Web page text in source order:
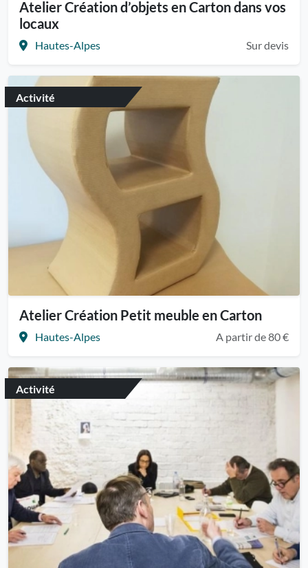
Atelier Création d’objets en Carton dans vos
locaux
Hautes-Alpes Sur devis
Activité
Atelier Création Petit meuble en Carton
Hautes-Alpes A partir de 80 €
Activité